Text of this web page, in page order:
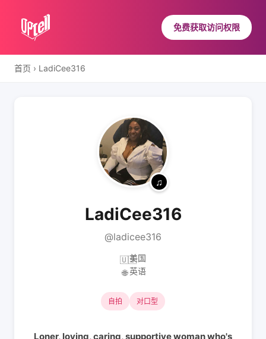
免费获取访问权限
首页 › LadiCee316
LadiCee316
@ladicee316
🇺🇸美国
🌐 英语
自拍 对口型
Loner, loving, caring, supportive woman who's